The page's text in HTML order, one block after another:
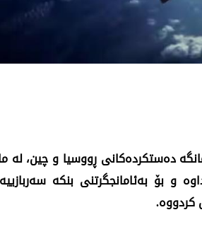
دەستکردەکانی ڕووسیا و چین، لە
و بۆ بەئامانجگرتنی بنکە
کردووە.